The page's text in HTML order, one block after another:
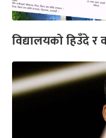
विद्यालयको हिउँदे र